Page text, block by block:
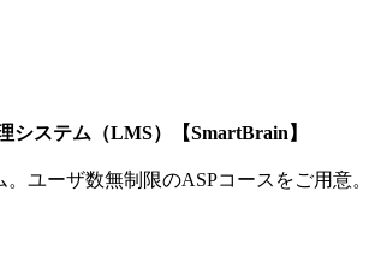
システム（LMS）【SmartBrain】
ユーザ数無制限のASPコースをご用意。